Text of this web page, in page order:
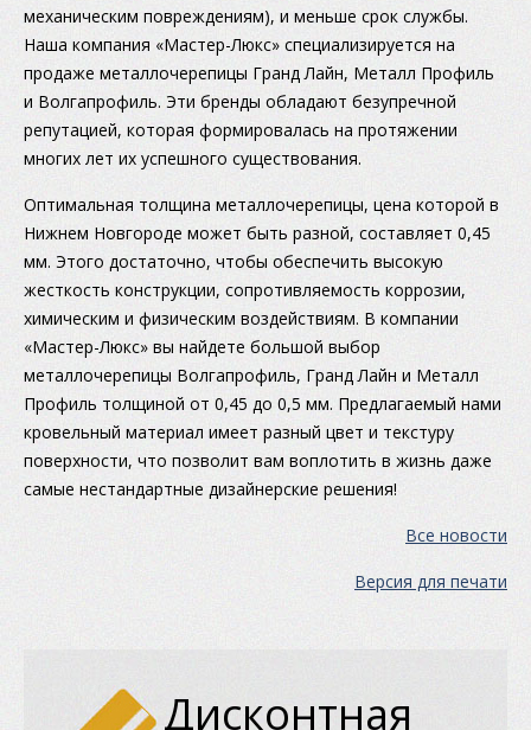
механическим повреждениям), и меньше срок службы.
Наша компания «Мастер-Люкс» специализируется на
продаже металлочерепицы Гранд Лайн, Металл Профиль
и Волгапрофиль. Эти бренды обладают безупречной
репутацией, которая формировалась на протяжении
многих лет их успешного существования.
Оптимальная толщина металлочерепицы, цена которой в
Нижнем Новгороде может быть разной, составляет 0,45
мм. Этого достаточно, чтобы обеспечить высокую
жесткость конструкции, сопротивляемость коррозии,
химическим и физическим воздействиям. В компании
«Мастер-Люкс» вы найдете большой выбор
металлочерепицы Волгапрофиль, Гранд Лайн и Металл
Профиль толщиной от 0,45 до 0,5 мм. Предлагаемый нами
кровельный материал имеет разный цвет и текстуру
поверхности, что позволит вам воплотить в жизнь даже
самые нестандартные дизайнерские решения!
Все новости
Версия для печати
Дисконтная